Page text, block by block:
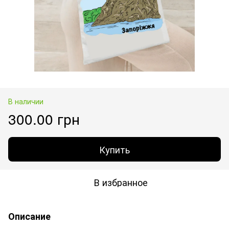
В наличии
300.00 грн
Купить
В избранное
Описание